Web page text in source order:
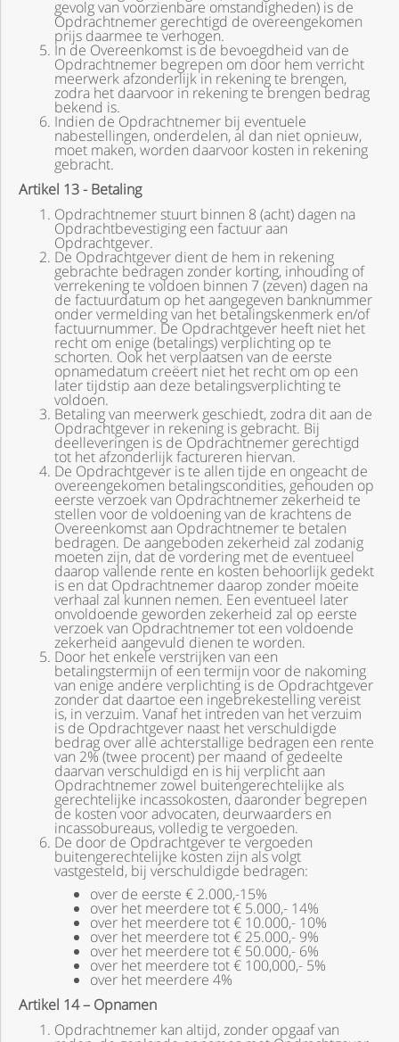
gevolg van voorzienbare omstandigheden) is de
Opdrachtnemer gerechtigd de overeengekomen
prijs daarmee te verhogen.
In de Overeenkomst is de bevoegdheid van de
Opdrachtnemer begrepen om door hem verricht
meerwerk afzonderlijk in rekening te brengen,
zodra het daarvoor in rekening te brengen bedrag
bekend is.
Indien de Opdrachtnemer bij eventuele
nabestellingen, onderdelen, al dan niet opnieuw,
moet maken, worden daarvoor kosten in rekening
gebracht.
Artikel 13 - Betaling
Opdrachtnemer stuurt binnen 8 (acht) dagen na
Opdrachtbevestiging een factuur aan
Opdrachtgever.
De Opdrachtgever dient de hem in rekening
gebrachte bedragen zonder korting, inhouding of
verrekening te voldoen binnen 7 (zeven) dagen na
de factuurdatum op het aangegeven banknummer
onder vermelding van het betalingskenmerk en/of
factuurnummer. De Opdrachtgever heeft niet het
recht om enige (betalings) verplichting op te
schorten. Ook het verplaatsen van de eerste
opnamedatum creëert niet het recht om op een
later tijdstip aan deze betalingsverplichting te
voldoen.
Betaling van meerwerk geschiedt, zodra dit aan de
Opdrachtgever in rekening is gebracht. Bij
deelleveringen is de Opdrachtnemer gerechtigd
tot het afzonderlijk factureren hiervan.
De Opdrachtgever is te allen tijde en ongeacht de
overeengekomen betalingscondities, gehouden op
eerste verzoek van Opdrachtnemer zekerheid te
stellen voor de voldoening van de krachtens de
Overeenkomst aan Opdrachtnemer te betalen
bedragen. De aangeboden zekerheid zal zodanig
moeten zijn, dat de vordering met de eventueel
daarop vallende rente en kosten behoorlijk gedekt
is en dat Opdrachtnemer daarop zonder moeite
verhaal zal kunnen nemen. Een eventueel later
onvoldoende geworden zekerheid zal op eerste
verzoek van Opdrachtnemer tot een voldoende
zekerheid aangevuld dienen te worden.
Door het enkele verstrijken van een
betalingstermijn of een termijn voor de nakoming
van enige andere verplichting is de Opdrachtgever
zonder dat daartoe een ingebrekestelling vereist
is, in verzuim. Vanaf het intreden van het verzuim
is de Opdrachtgever naast het verschuldigde
bedrag over alle achterstallige bedragen een rente
van 2% (twee procent) per maand of gedeelte
daarvan verschuldigd en is hij verplicht aan
Opdrachtnemer zowel buitengerechtelijke als
gerechtelijke incassokosten, daaronder begrepen
de kosten voor advocaten, deurwaarders en
incassobureaus, volledig te vergoeden.
De door de Opdrachtgever te vergoeden
buitengerechtelijke kosten zijn als volgt
vastgesteld, bij verschuldigde bedragen:
over de eerste € 2.000,-15%
over het meerdere tot € 5.000,- 14%
over het meerdere tot € 10.000,- 10%
over het meerdere tot € 25.000,- 9%
over het meerdere tot € 50.000,- 6%
over het meerdere tot € 100,000,- 5%
over het meerdere 4%
Artikel 14 – Opnamen
Opdrachtnemer kan altijd, zonder opgaaf van